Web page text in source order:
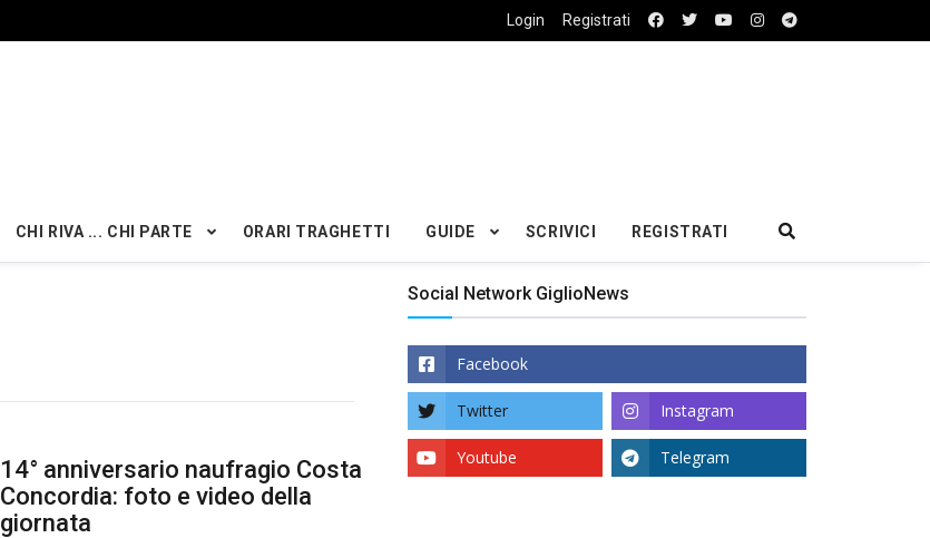
Login Registrati
CHI RIVA ... CHI PARTE ORARI TRAGHETTI GUIDE SCRIVICI REGISTRATI
14° anniversario naufragio Costa
Concordia: foto e video della
giornata
Social Network GiglioNews
Facebook
Twitter Instagram
Youtube Telegram